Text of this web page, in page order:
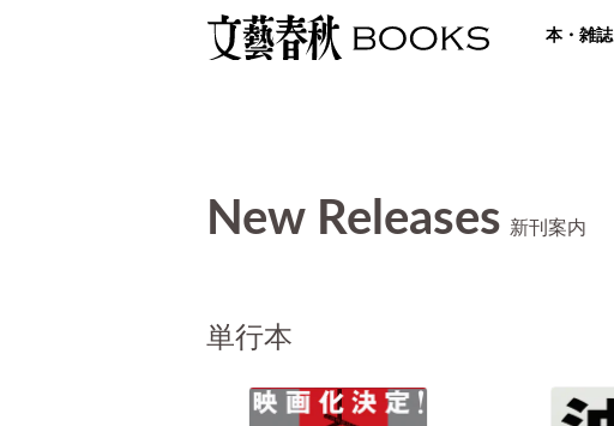
本・雑誌
New Releases 新刊案内
単行本